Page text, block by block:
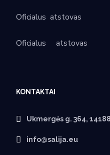
Oficialus atstovas
Oficialus atstovas
KONTAKTAI
Ukmergės g. 364,
info@salija.eu